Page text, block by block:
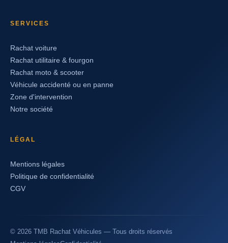
SERVICES
Rachat voiture
Rachat utilitaire & fourgon
Rachat moto & scooter
Véhicule accidenté ou en panne
Zone d'intervention
Notre société
LÉGAL
Mentions légales
Politique de confidentialité
CGV
© 2026 TMB Rachat Véhicules — Tous droits réservés